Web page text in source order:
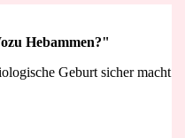
Hebammen?"
Geburt sicher macht